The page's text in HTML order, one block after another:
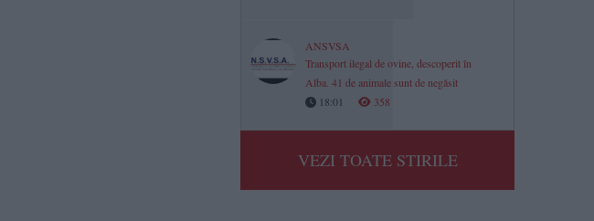
ANSVSA
Transport ilegal de ovine, descoperit în
Alba. 41 de animale sunt de negăsit
18:01
358
VEZI TOATE STIRILE